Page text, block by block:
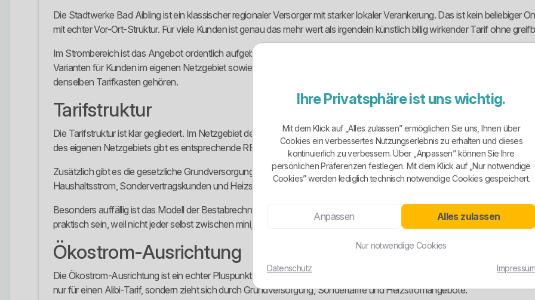
Die Stadtwerke Bad Aibling ist ein klassischer regionaler Versorger mit starker lokaler Verankerung. Das ist kein beliebiger
mit echter Vor-Ort-Struktur. Für viele Kunden ist genau das mehr wert als irgendein künstlich billig wirkender Tarif ohne
Im Strombereich ist das Angebot ordentlich aufgebaut. Es gibt Grund- und Ersatzversorgung, Sonderverträge für
Varianten für Kunden im eigenen Netzgebiet sowie außerhalb davon. Das ist sinnvoll, weil ein kleiner Haushalt, ein hoher
denselben Tarifkasten gehören.
Tarifstruktur
Die Tarifstruktur ist klar gegliedert. Im Netzgebiet der Stadtwerke Bad Aibling werden vor allem die Sondertarife AIB mini,
des eigenen Netzgebiets gibt es entsprechende REGIO-Varianten wie AIB mini REGIO, AIB medi REGIO und AIB maxi
Zusätzlich gibt es die gesetzliche Grundversorgung und Ersatzversorgung sowie gesonderte Preisblätter für
Haushaltsstrom, Sondervertragskunden und Heizstrom sauber voneinander. Das ist sachlich sinnvoll und deutlich besser
Besonders auffällig ist das Modell der Bestabrechnung. Der Anbieter ordnet den passenden Sondertarif abhängig vom
praktisch sein, weil nicht jeder selbst zwischen mini, medi und maxi herumraten muss.
Ökostrom-Ausrichtung
Die Ökostrom-Ausrichtung ist ein echter Pluspunkt. Die Preisblätter und die Stromkennzeichnung weisen durchgehend
nur für einen Alibi-Tarif, sondern zieht sich durch Grundversorgung, Sondertarife und Heizstromangebote.
Ihre Privatsphäre ist uns wichtig.
Mit dem Klick auf „Alles zulassen” ermöglichen Sie uns, Ihnen über
Cookies ein verbessertes Nutzungserlebnis zu erhalten und dieses
kontinuierlich zu verbessern. Über „Anpassen” können Sie Ihre
persönlichen Präferenzen festlegen. Mit dem Klick auf „Nur notwendige
Cookies” werden lediglich technisch notwendige Cookies gespeichert.
Anpassen Alles zulassen
Nur notwendige Cookies
Datenschutz Impressum